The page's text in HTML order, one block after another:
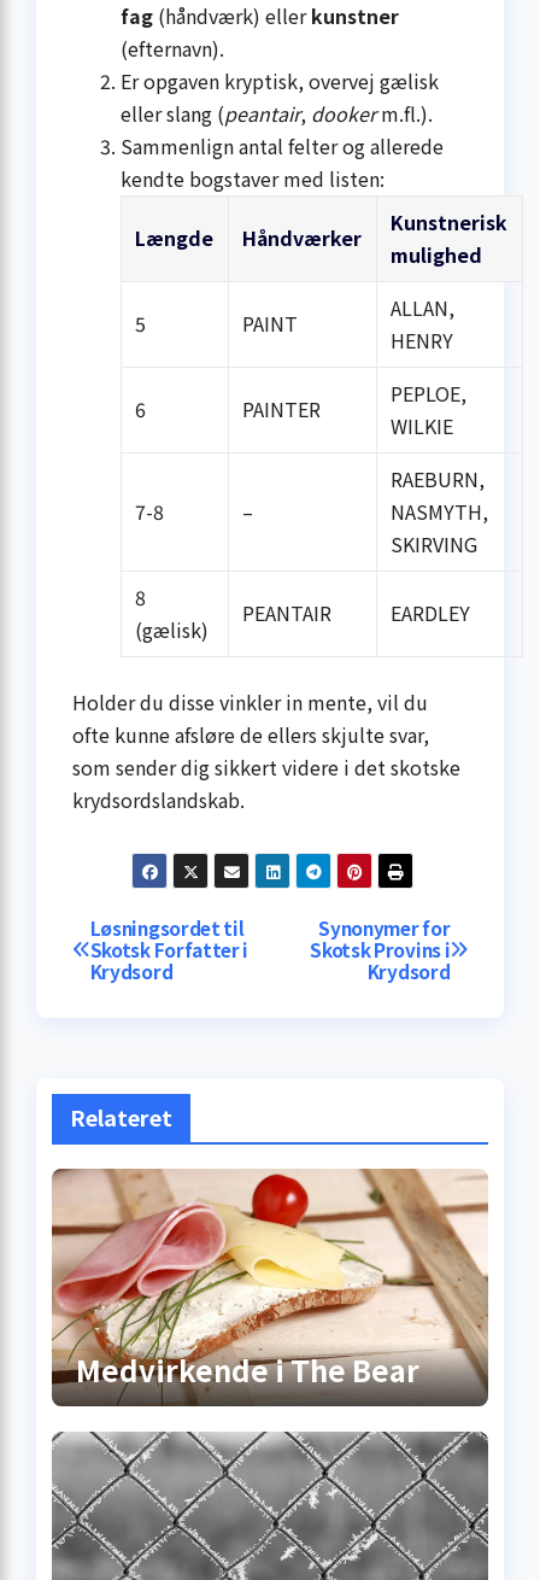
fag (håndværk) ellerkunstner
(efternavn).
Er opgaven kryptisk, overvej gælisk
eller slang (peantair, dookerm.fl.).
Sammenlign antal felter og allerede
kendte bogstaver med listen:
Længde Håndværker
Kunstnerisk
mulighed
5 PAINT
ALLAN,
HENRY
6 PAINTER
PEPLOE,
WILKIE
7-8 –
RAEBURN,
NASMYTH,
SKIRVING
8
(gælisk)
PEANTAIR EARDLEY
Holder du disse vinkler in mente, vil du
ofte kunne afsløre de ellers skjulte svar,
som sender dig sikkert videre i det skotske
krydsordslandskab.
Indlægsnavigation
Synonymer for
Skotsk Provins i
Krydsord
Løsningsordet til
Skotsk Forfatter i
Krydsord
Relateret
Medvirkende i The Bear